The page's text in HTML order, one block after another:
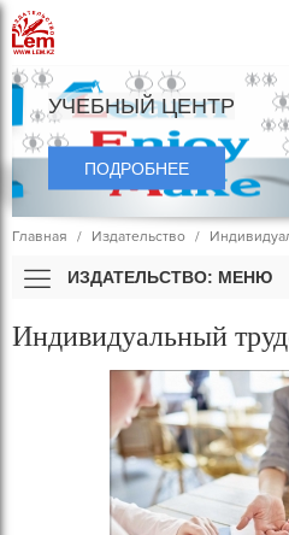
УЧЕБНЫЙ ЦЕНТР
ПОДРОБНЕЕ
Главная Издательство
ИЗДАТЕЛЬСТВО: МЕНЮ
Индивидуальный